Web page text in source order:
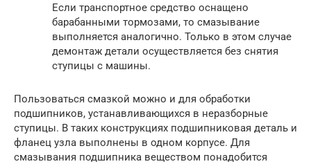
Если транспортное средство оснащено
барабанными тормозами, то смазывание
выполняется аналогично. Только в этом случае
демонтаж детали осуществляется без снятия
ступицы с машины.
Пользоваться смазкой можно и для обработки
подшипников, устанавливающихся в неразборные
ступицы. В таких конструкциях подшипниковая деталь и
фланец узла выполнены в одном корпусе. Для
смазывания подшипника веществом понадобится